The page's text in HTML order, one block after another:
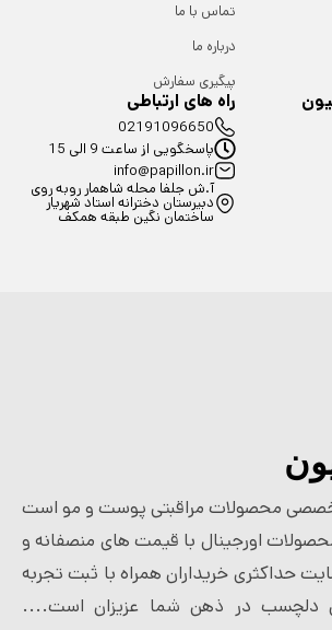
تماس با ما
درباره ما
پیگیری سفارش
راه های ارتباطی
02191096650
پاسخگویی از ساعت 9 الی 15
info@papillon.ir
آ.ش جلفا محله شاهمار روبه روی
دبیرستان دخترانه استاد شهریار
ساختمان نگین طبقه همکف
محصولات مراقبتی پوست و مو است
اورجینال با قیمت های منصفانه و
حداکثری خریداران همراه با ثبت تجربه
دلچسب در ذهن شما عزیزان است....